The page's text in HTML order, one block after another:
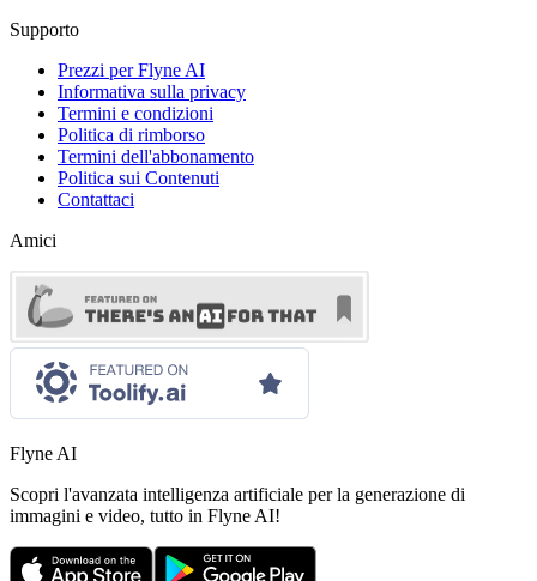
Supporto
Prezzi per Flyne AI
Informativa sulla privacy
Termini e condizioni
Politica di rimborso
Termini dell'abbonamento
Politica sui Contenuti
Contattaci
Amici
Flyne AI
Scopri l'avanzata intelligenza artificiale per la generazione di
immagini e video, tutto in Flyne AI!